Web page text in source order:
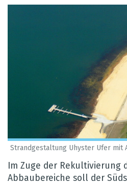
Strand­ge­stal­tung Uhys­ter Ufer mit
Im Zuge der Rekul­ti­vie­rung
Abbau­be­rei­che soll der